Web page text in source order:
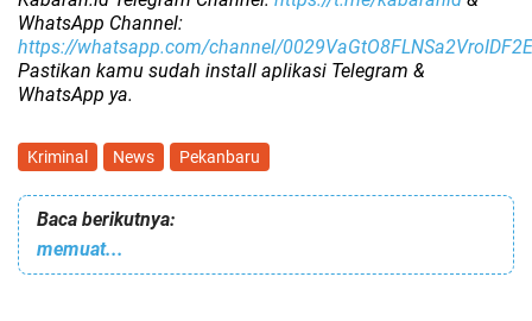
WhatsApp Channel:
https://whatsapp.com/channel/0029VaGtO8FLNSa2VroIDF2E
Pastikan kamu sudah install aplikasi Telegram &
WhatsApp ya.
Kriminal News Pekanbaru
Baca berikutnya:
memuat...